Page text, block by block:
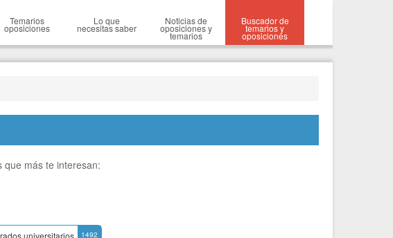
Temarios
oposiciones
Lo que
necesitas saber
Noticias de
oposiciones y
temarios
Buscador de
temarios y
oposiciones
que más te interesan:
universitarios 1492